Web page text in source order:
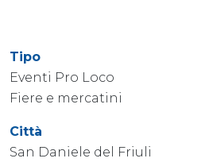
Tipo
Eventi Pro Loco
Fiere e mercatini
Città
San Daniele del Friuli